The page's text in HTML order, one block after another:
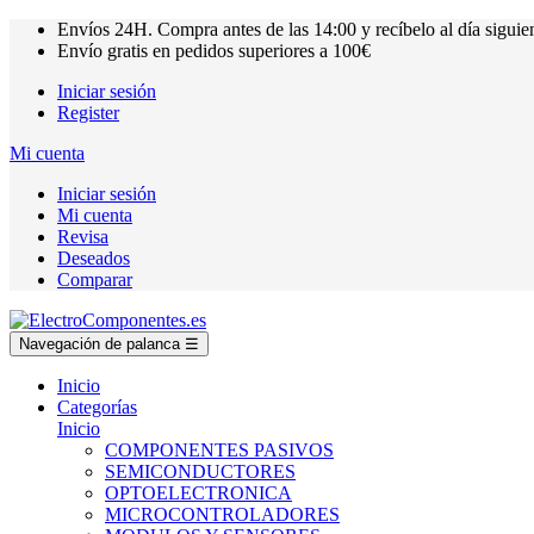
Envíos 24H. Compra antes de las 14:00 y recíbelo al día
Envío gratis en pedidos superiores a 100€
Iniciar sesión
Register
Mi cuenta
Iniciar sesión
Mi cuenta
Revisa
Deseados
Comparar
Navegación de palanca ☰
Inicio
Categorías
Inicio
COMPONENTES PASIVOS
SEMICONDUCTORES
OPTOELECTRONICA
MICROCONTROLADORES